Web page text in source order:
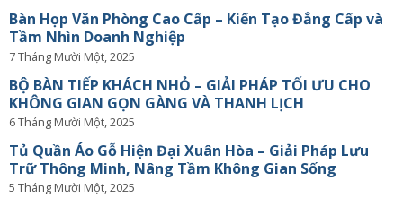
Bàn Họp Văn Phòng Cao Cấp – Kiến Tạo Đẳng Cấp và
Tầm Nhìn Doanh Nghiệp
7 Tháng Mười Một, 2025
BỘ BÀN TIẾP KHÁCH NHỎ – GIẢI PHÁP TỐI ƯU CHO
KHÔNG GIAN GỌN GÀNG VÀ THANH LỊCH
6 Tháng Mười Một, 2025
Tủ Quần Áo Gỗ Hiện Đại Xuân Hòa – Giải Pháp Lưu
Trữ Thông Minh, Nâng Tầm Không Gian Sống
5 Tháng Mười Một, 2025